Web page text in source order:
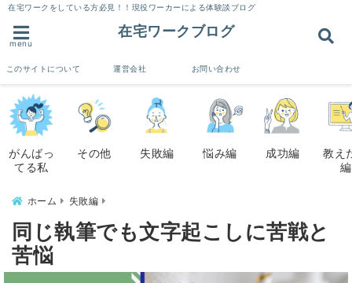
在宅ワークをしている方必見！！現役ワーカーによる体験談ブログ
menu
在宅ワークブログ
このサイトについて 運営会社 お問い合わせ
がんばっ
てる私
その他 失敗編 悩み編 成功編
教え
編
ホーム 失敗編
同じ執筆でも文字起こしに苦戦と
苦悩